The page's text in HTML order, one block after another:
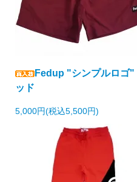
Fedup "シンプルロゴ"
ッド
5,000円(税込5,500円)